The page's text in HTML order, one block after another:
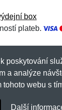
box
plateb.
(19 let s vámi)
poskytování
a analýze
webu s
Další